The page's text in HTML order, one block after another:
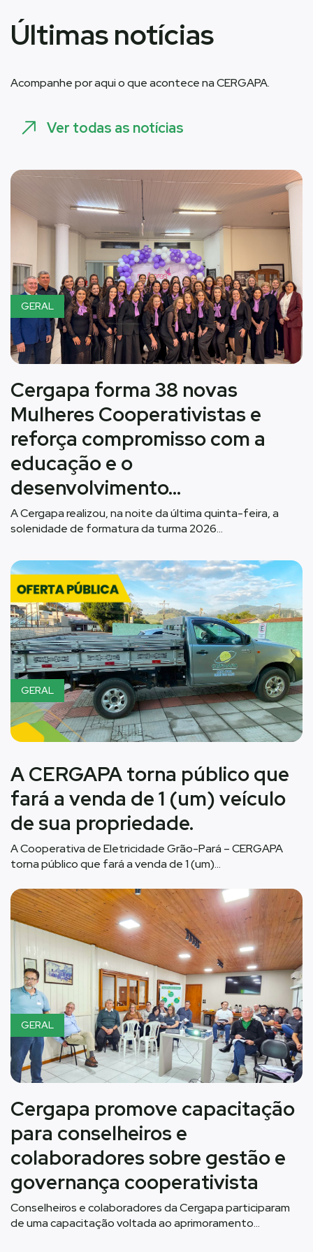
Últimas notícias
Acompanhe por aqui o que acontece na CERGAPA.
Ver todas as notícias
GERAL
Cergapa forma 38 novas
Mulheres Cooperativistas e
reforça compromisso com a
educação e o
desenvolvimento…
A Cergapa realizou, na noite da última quinta-feira, a
solenidade de formatura da turma 2026…
GERAL
A CERGAPA torna público que
fará a venda de 1 (um) veículo
de sua propriedade.
A Cooperativa de Eletricidade Grão-Pará – CERGAPA
torna público que fará a venda de 1 (um)…
GERAL
Cergapa promove capacitação
para conselheiros e
colaboradores sobre gestão e
governança cooperativista
Conselheiros e colaboradores da Cergapa participaram
de uma capacitação voltada ao aprimoramento…